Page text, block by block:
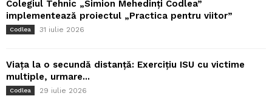
Colegiul Tehnic „Simion Mehedinți Codlea”
implementează proiectul „Practica pentru viitor”
Codlea 31 iulie 2026
Viața la o secundă distanță: Exercițiu ISU cu victime
multiple, urmare...
Codlea 29 iulie 2026